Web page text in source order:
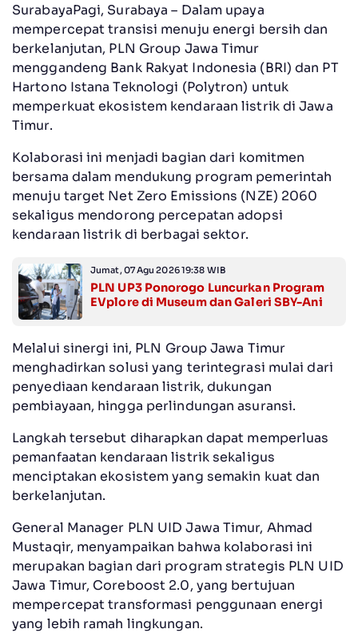
SurabayaPagi, Surabaya – Dalam upaya
mempercepat transisi menuju energi bersih dan
berkelanjutan, PLN Group Jawa Timur
menggandeng Bank Rakyat Indonesia (BRI) dan PT
Hartono Istana Teknologi (Polytron) untuk
memperkuat ekosistem kendaraan listrik di Jawa
Timur.
Kolaborasi ini menjadi bagian dari komitmen
bersama dalam mendukung program pemerintah
menuju target Net Zero Emissions (NZE) 2060
sekaligus mendorong percepatan adopsi
kendaraan listrik di berbagai sektor.
Jumat, 07 Agu 2026 19:38 WIB
PLN UP3 Ponorogo Luncurkan Program
EVplore di Museum dan Galeri SBY-Ani
Melalui sinergi ini, PLN Group Jawa Timur
menghadirkan solusi yang terintegrasi mulai dari
penyediaan kendaraan listrik, dukungan
pembiayaan, hingga perlindungan asuransi.
Langkah tersebut diharapkan dapat memperluas
pemanfaatan kendaraan listrik sekaligus
menciptakan ekosistem yang semakin kuat dan
berkelanjutan.
General Manager PLN UID Jawa Timur, Ahmad
Mustaqir, menyampaikan bahwa kolaborasi ini
merupakan bagian dari program strategis PLN UID
Jawa Timur, Coreboost 2.0, yang bertujuan
mempercepat transformasi penggunaan energi
yang lebih ramah lingkungan.